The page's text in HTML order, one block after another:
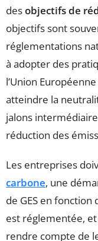
desobjectifs de
objectifs sont
réglementations
à adopter des
l’Union
atteindre la
jalons
réduction des
Les entreprises
carbone, une
de GES en
est réglementée,
rendre compte de